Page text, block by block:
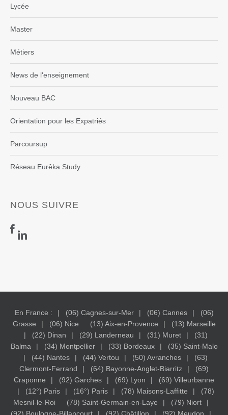
Lycée
Master
Métiers
News de l'enseignement
Nouveau BAC
Orientation pour les Expatriés
Parcoursup
Réseau Eurêka Study
NOUS SUIVRE
En France : (06) Cagnes-sur-Mer (06) Cannes
(06)
Grasse
(06) Nice (13) Aix-en-Provence
(13) Marseille
(22) Dinan
(29) Landerneau (31) Muret
(31)
Balma
(34) Montpellier (33) Bordeaux
(35) Saint-Malo
(44) Nantes
(44) Vertou (50) Avranches
(63)
Clermont-Ferrand
(64) Bayonne-Anglet-Biarritz
(69)
Craponne
(92) Garches (69) Lyon
(69) Villeurbanne
(12°) Paris
(16°) Paris (78) Maisons-Laffitte
(78)
Mesnil-le-Roi
(78) Saint-Germain-en-Laye
(79) Niort
(92) Boulogne-Billancourt
(92) Châtillon (92) Meudon